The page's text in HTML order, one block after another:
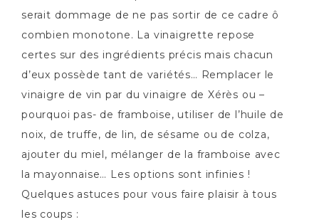
serait dommage de ne pas sortir de ce cadre ô
combien monotone. La vinaigrette repose
certes sur des ingrédients précis mais chacun
d’eux possède tant de variétés… Remplacer le
vinaigre de vin par du vinaigre de Xérès ou –
pourquoi pas- de framboise, utiliser de l’huile de
noix, de truffe, de lin, de sésame ou de colza,
ajouter du miel, mélanger de la framboise avec
la mayonnaise… Les options sont infinies !
Quelques astuces pour vous faire plaisir à tous
les coups :